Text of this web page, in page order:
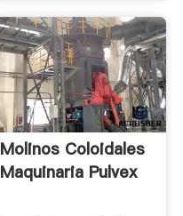
Molinos Coloidales
Maquinaria Pulvex